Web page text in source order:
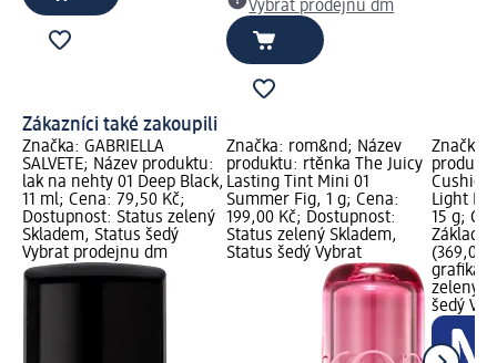
Vybrat prodejnu dm
Zákazníci také zakoupili
Značka: GABRIELLA
SALVETE; Název produktu:
lak na nehty 01 Deep Black,
11 ml; Cena: 79,50 Kč;
Dostupnost: Status zelený
Skladem, Status šedý
Vybrat prodejnu dm
Značka: rom&nd; Název
produktu: rtěnka The Juicy
Lasting Tint Mini 01
Summer Fig, 1 g; Cena:
199,00 Kč; Dostupnost:
Status zelený Skladem,
Status šedý Vybrat
Značka:
Cushion
Light
15 g;
Základní
(369,00
grafika;
zelený
šedý